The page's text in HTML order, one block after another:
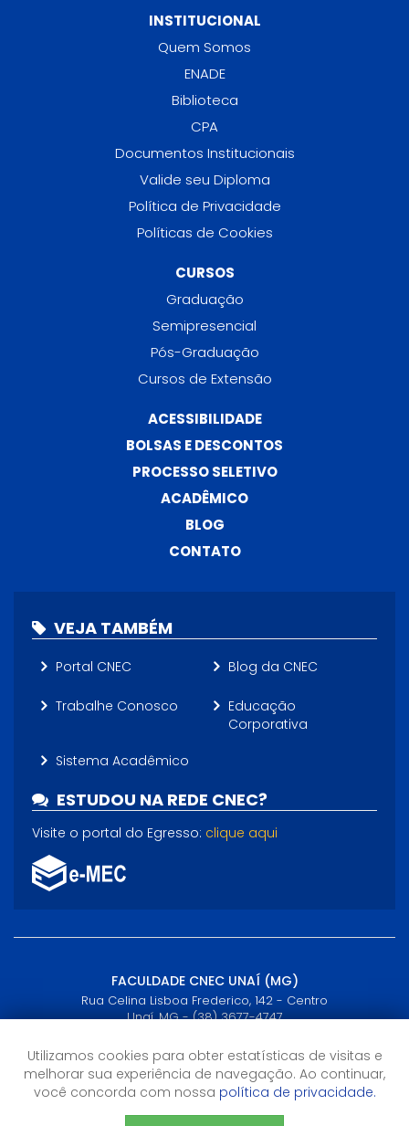
INSTITUCIONAL
Quem Somos
ENADE
Biblioteca
CPA
Documentos Institucionais
Valide seu Diploma
Política de Privacidade
Políticas de Cookies
CURSOS
Graduação
Semipresencial
Pós-Graduação
Cursos de Extensão
ACESSIBILIDADE
BOLSAS E DESCONTOS
PROCESSO SELETIVO
ACADÊMICO
BLOG
CONTATO
VEJA TAMBÉM
Portal CNEC Blog da CNEC
Trabalhe Conosco
Educação
Corporativa
Sistema Acadêmico
ESTUDOU NA REDE CNEC?
Visite o portal do Egresso: clique aqui
FACULDADE CNEC UNAÍ (MG)
Rua Celina Lisboa Frederico, 142 - Centro
Unaí, MG - (38) 3677-4747
Horário de Atendimento
Segunda a sexta-feira: 8h às 22h
Sábado: 8h às 11h
Utilizamos cookies para obter estatísticas de visitas e
melhorar sua experiência de navegação. Ao continuar,
você concorda com nossa política de privacidade.